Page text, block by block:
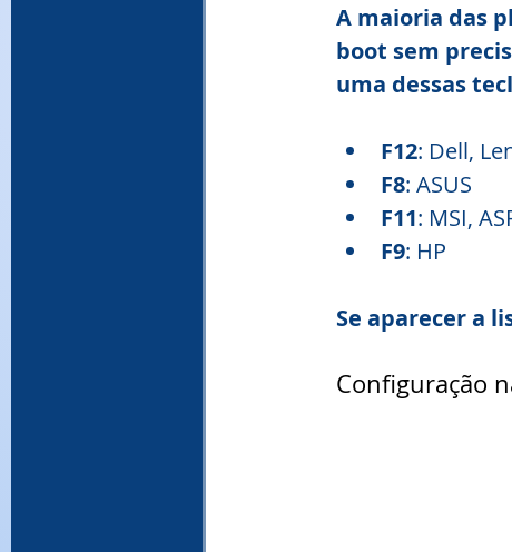
A maioria das
boot sem
uma dessas
F12: Dell,
F8: ASUS
F11: MSI,
F9: HP
Se aparecer a
Configuração